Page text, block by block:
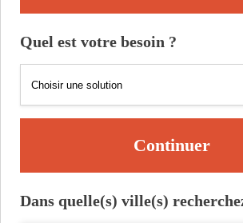
Quel est votre besoin ?
Continuer
Dans quelle(s) ville(s)